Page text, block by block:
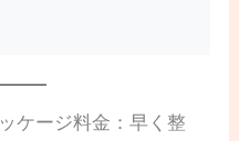
ケージ料金：早く整